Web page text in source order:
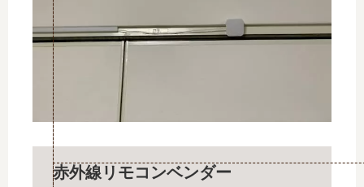
赤外線リモコンベンダー